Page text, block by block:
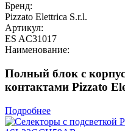
Бренд:
Pizzato Elettrica S.r.l.
Артикул:
ES AC31017
Наименование:
Полный блок с
контактами Pizzato
Подробнее